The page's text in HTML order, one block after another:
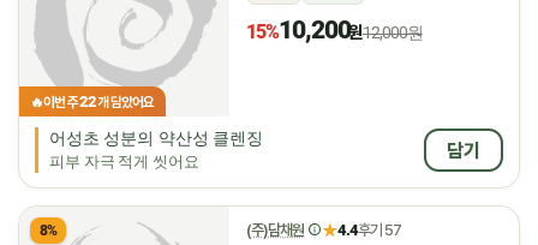
🔥이번 주22개 담았어요
15%10,200원12,000원
어성초 성분의 약산성 클렌징
피부 자극 적게 씻어요
담기
8% (주)담채원 ★4.4후기 57